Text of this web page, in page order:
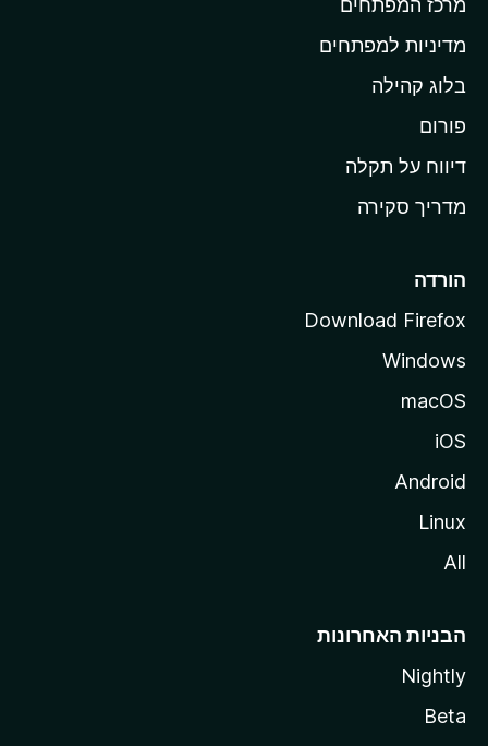
י
ת
ל
M
i
l
מרכז המפתחים
מדיניות למפתחים
בלוג קהילה
פורום
דיווח על תקלה
מדריך סקירה
הורדה
Download Firefox
Windows
macOS
iOS
Android
Linux
All
הבניות האחרונות
Nightly
Beta